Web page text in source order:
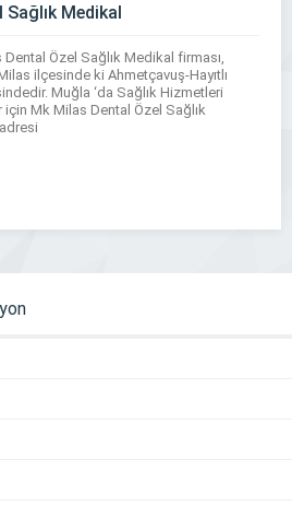
Medikal
Özel Sağlık Medikal firması,
ilçesinde ki Ahmetçavuş-Hayıtlı
Muğla ‘da Sağlık Hizmetleri
için Mk Milas Dental Özel Sağlık